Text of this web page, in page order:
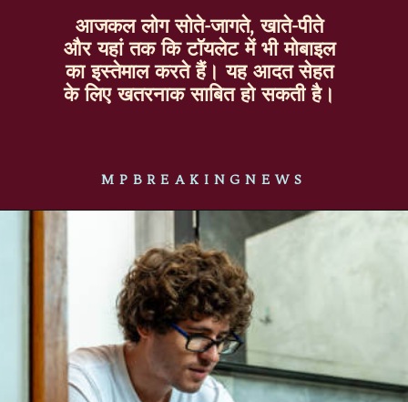
MPBREAKINGNEWS
आजकल लोग सोते-जागते, खाते-पीते
और यहां तक कि टॉयलेट में भी मोबाइल
का इस्तेमाल करते हैं। यह आदत सेहत
के लिए खतरनाक साबित हो सकती है।